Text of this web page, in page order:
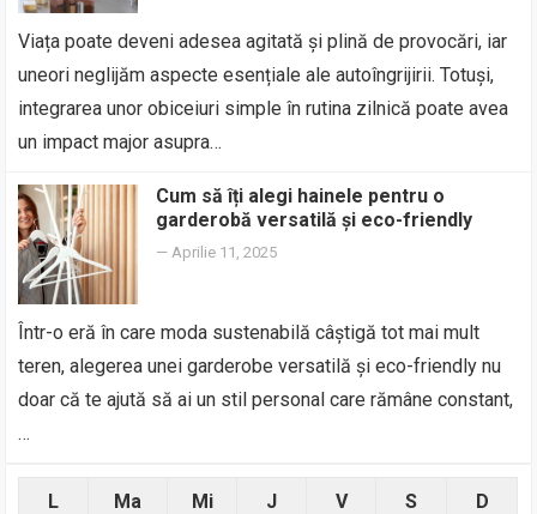
Viața poate deveni adesea agitată și plină de provocări, iar
uneori neglijăm aspecte esențiale ale autoîngrijirii. Totuși,
integrarea unor obiceiuri simple în rutina zilnică poate avea
un impact major asupra…
Cum să îți alegi hainele pentru o
garderobă versatilă și eco-friendly
—Aprilie 11, 2025
Într-o eră în care moda sustenabilă câștigă tot mai mult
teren, alegerea unei garderobe versatilă și eco-friendly nu
doar că te ajută să ai un stil personal care rămâne constant,
…
L Ma Mi J V S D